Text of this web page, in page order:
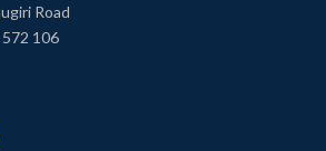
Road
572 106